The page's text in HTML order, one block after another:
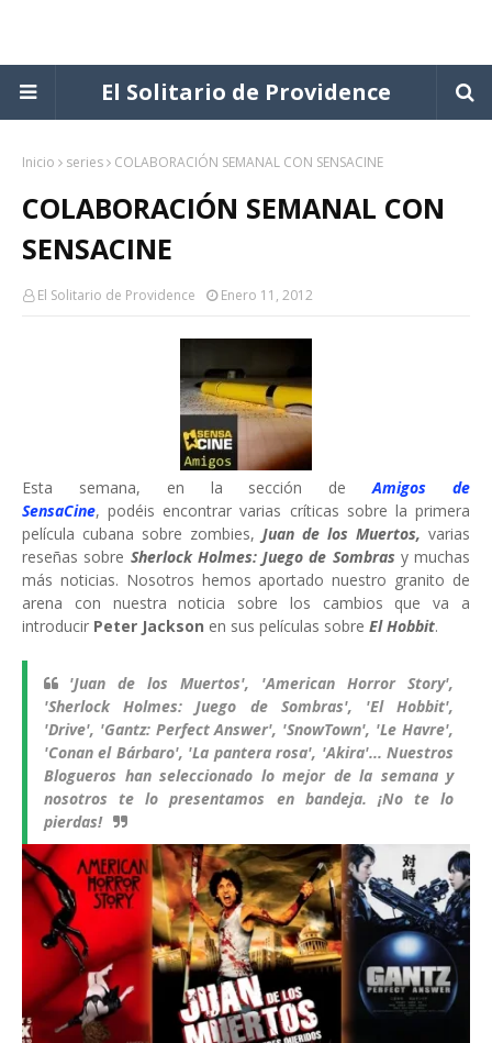
El Solitario de Providence
Inicio series COLABORACIÓN SEMANAL CON SENSACINE
COLABORACIÓN SEMANAL CON
SENSACINE
El Solitario de Providence Enero 11, 2012
Esta semana, en la sección deAmigos de
SensaCine, podéis encontrar varias críticas sobre la primera
película cubana sobre zombies, Juan de los Muertos, varias
reseñas sobre Sherlock Holmes: Juego de Sombras y muchas
más noticias. Nosotros hemos aportado nuestro granito de
arena con nuestra noticia sobre los cambios que va a
introducir Peter Jackson en sus películas sobre El Hobbit.
'Juan de los Muertos', 'American Horror Story',
'Sherlock Holmes: Juego de Sombras', 'El Hobbit',
'Drive', 'Gantz: Perfect Answer', 'SnowTown', 'Le Havre',
'Conan el Bárbaro', 'La pantera rosa', 'Akira'... Nuestros
Blogueros han seleccionado lo mejor de la semana y
nosotros te lo presentamos en bandeja. ¡No te lo
pierdas!